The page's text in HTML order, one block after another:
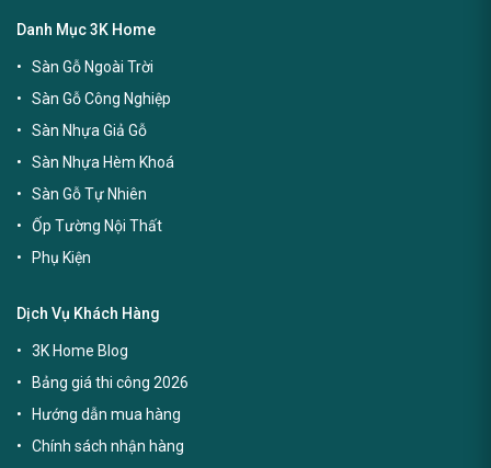
Danh Mục 3K Home
Sàn Gỗ Ngoài Trời
Sàn Gỗ Công Nghiệp
Sàn Nhựa Giả Gỗ
Sàn Nhựa Hèm Khoá
Sàn Gỗ Tự Nhiên
Ốp Tường Nội Thất
Phụ Kiện
Dịch Vụ Khách Hàng
3K Home Blog
Bảng giá thi công 2026
Hướng dẫn mua hàng
Chính sách nhận hàng